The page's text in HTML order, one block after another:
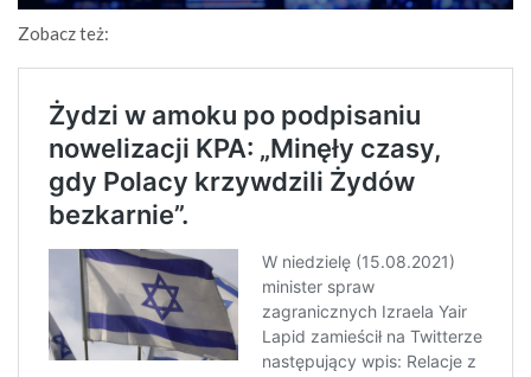
Zobacz też: